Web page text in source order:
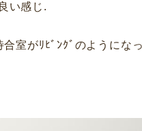
い感じ.
室がﾘﾋﾞﾝｸﾞのようにな